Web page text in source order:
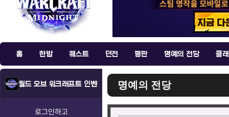
홈 한밤 퀘스트 던전 평판 명예의 전당 클
월드 오브 워크래프트 인벤
로그인하고
명예의 전당